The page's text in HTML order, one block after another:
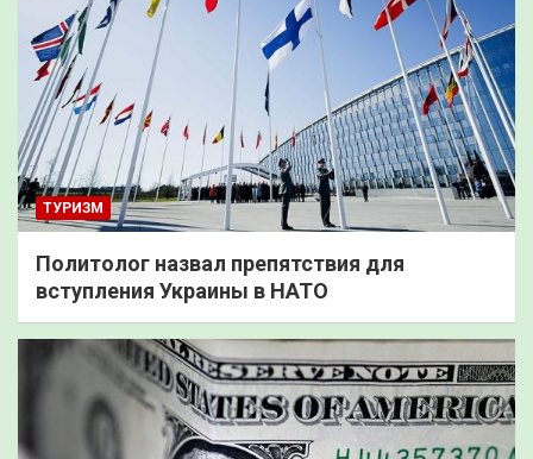
ТУРИЗМ
Политолог назвал препятствия для
вступления Украины в НАТО